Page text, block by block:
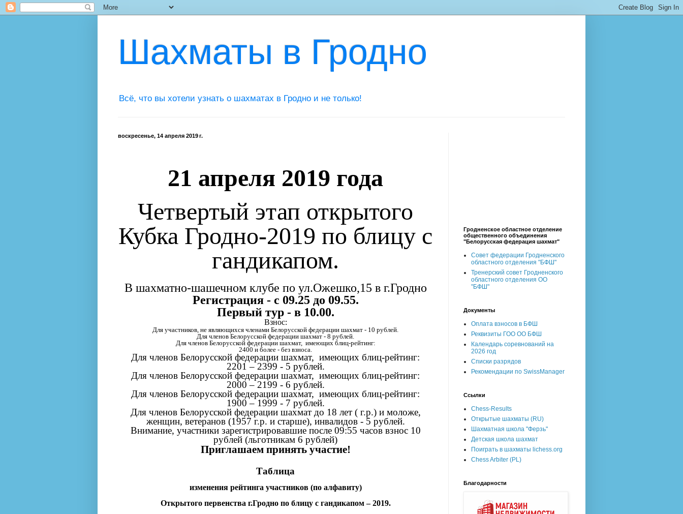
Шахматы в Гродно
Всё, что вы хотели узнать о шахматах в Гродно и не только!
воскресенье, 14 апреля 2019 г.
21 апреля 2019 года
Четвертый этап открытого
Кубка Гродно-2019 по блицу с
гандикапом.
В шахматно-шашечном клубе по ул.Ожешко,15 в г.Гродно
Регистрация - с 09.25 до 09.55.
Первый тур - в 10.00.
Взнос:
Для участников, не являющихся членами Белорусской федерации шахмат - 10 рублей.
Для членов Белорусской федерации шахмат - 8 рублей.
Для членов Белорусской федерации шахмат, имеющих блиц-рейтинг:
2400 и более - без взноса.
Для членов Белорусской федерации шахмат, имеющих блиц-рейтинг:
2201 – 2399 - 5 рублей.
Для членов Белорусской федерации шахмат, имеющих блиц-рейтинг:
2000 – 2199 - 6 рублей.
Для членов Белорусской федерации шахмат, имеющих блиц-рейтинг:
1900 – 1999 - 7 рублей.
Для членов Белорусской федерации шахмат до 18 лет ( г.р.) и моложе,
женщин, ветеранов (1957 г.р. и старше), инвалидов - 5 рублей.
Внимание, участники зарегистрировавшие после 09:55 часов взнос 10
рублей (льготникам 6 рублей)
Приглашаем принять участие!
Таблица
изменения рейтинга участников (по алфавиту)
Открытого первенства г.Гродно по блицу с гандикапом – 2019.
Гродненское областное отделение
общественного объединения
"Белорусская федерация шахмат"
Совет федерации Гродненского
областного отделения "БФШ"
Тренерский совет Гродненского
областного отделения ОО
"БФШ"
Документы
Оплата взносов в БФШ
Реквизиты ГОО ОО БФШ
Календарь соревнований на
2026 год
Списки разрядов
Рекомендации по SwissManager
Ссылки
Chess-Results
Открытые шахматы (RU)
Шахматная школа "Ферзь"
Детская школа шахмат
Поиграть в шахматы lichess.org
Chess Arbiter (PL)
Благодарности